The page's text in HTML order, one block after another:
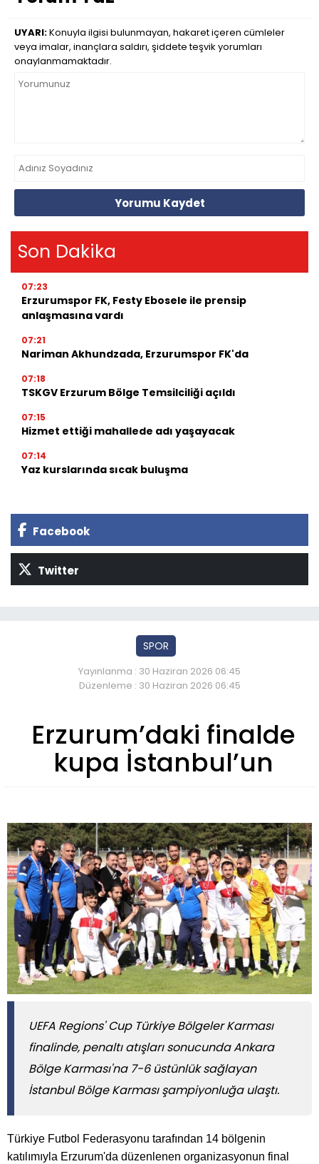
UYARI:Konuyla ilgisi bulunmayan, hakaret içeren cümleler
veya imalar, inançlara saldırı, şiddete teşvik yorumları
onaylanmamaktadır.
Yorumu Kaydet
Son Dakika
07:23
Erzurumspor FK, Festy Ebosele ile prensip
anlaşmasına vardı
07:21
Nariman Akhundzada, Erzurumspor FK'da
07:18
TSKGV Erzurum Bölge Temsilciliği açıldı
07:15
Hizmet ettiği mahallede adı yaşayacak
07:14
Yaz kurslarında sıcak buluşma
Facebook
Twitter
SPOR
Yayınlanma : 30 Haziran 2026 06:45
Düzenleme : 30 Haziran 2026 06:45
Erzurum’daki finalde
kupa İstanbul’un
UEFA Regions' Cup Türkiye Bölgeler Karması
finalinde, penaltı atışları sonucunda Ankara
Bölge Karması'na 7-6 üstünlük sağlayan
İstanbul Bölge Karması şampiyonluğa ulaştı.
Türkiye Futbol Federasyonu tarafından 14 bölgenin
katılımıyla Erzurum'da düzenlenen organizasyonun final